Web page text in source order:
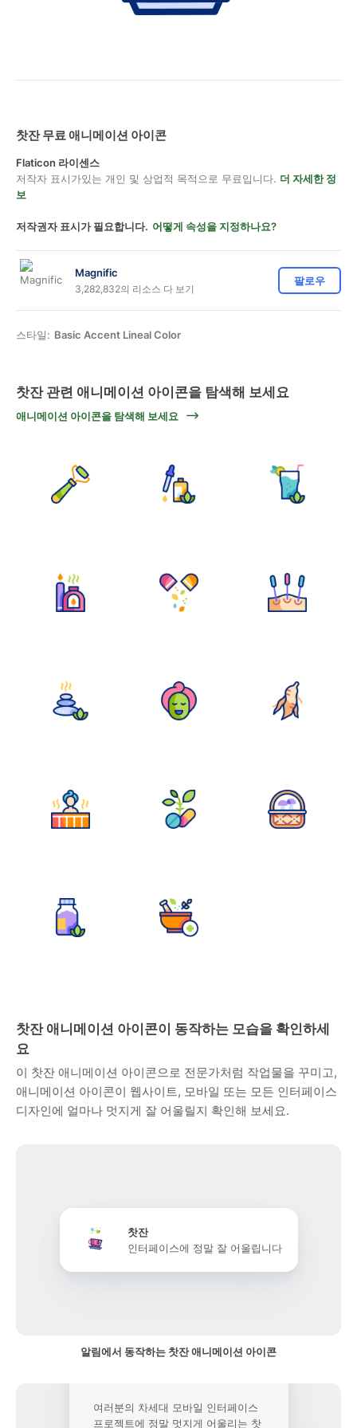
찻잔 무료 애니메이션 아이콘
Flaticon 라이센스
저작자 표시가있는 개인 및 상업적 목적으로 무료입니다. 더 자세한 정
보
저작권자 표시가 필요합니다. 어떻게 속성을 지정하나요?
Magnific
3,282,832의 리소스 다 보기
팔로우
스타일: Basic Accent Lineal Color
찻잔 관련 애니메이션 아이콘을 탐색해 보세요
애니메이션 아이콘을 탐색해 보세요
찻잔 애니메이션 아이콘이 동작하는 모습을 확인하세
요
이 찻잔 애니메이션 아이콘으로 전문가처럼 작업물을 꾸미고,
애니메이션 아이콘이 웹사이트, 모바일 또는 모든 인터페이스
디자인에 얼마나 멋지게 잘 어울릴지 확인해 보세요.
찻잔
인터페이스에 정말 잘 어울립니다
알림에서 동작하는 찻잔 애니메이션 아이콘
여러분의 차세대 모바일 인터페이스
프로젝트에 정말 멋지게 어울리는 찻